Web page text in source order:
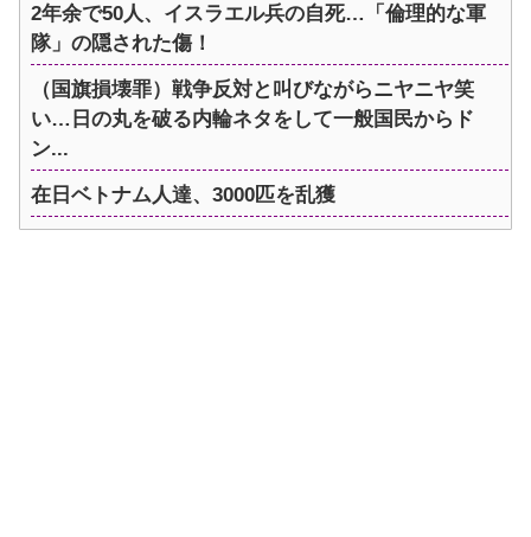
2年余で50人、イスラエル兵の自死…「倫理的な軍
隊」の隠された傷！
（国旗損壊罪）戦争反対と叫びながらニヤニヤ笑
い…日の丸を破る内輪ネタをして一般国民からド
ン...
在日ベトナム人達、3000匹を乱獲